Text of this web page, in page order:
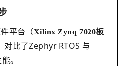
平台（Xilinx Zynq 7020板
对比了Zephyr RTOS 与
。